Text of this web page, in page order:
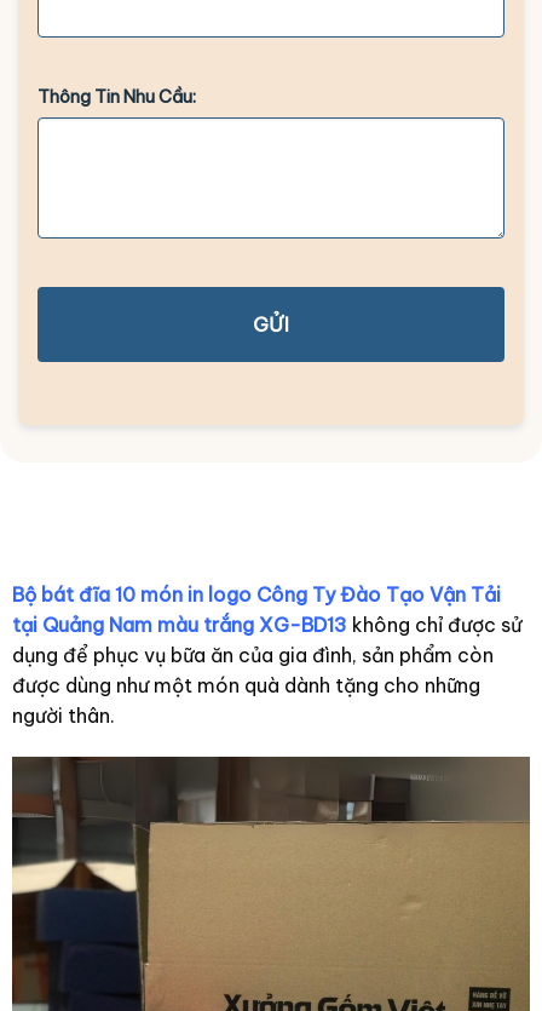
Thông Tin Nhu Cầu:
GỬI
Bộ bát đĩa 10 món in logo Công Ty Đào Tạo Vận Tải
tại Quảng Nam màu trắng XG-BD13 không chỉ được sử
dụng để phục vụ bữa ăn của gia đình, sản phẩm còn
được dùng như một món quà dành tặng cho những
người thân.